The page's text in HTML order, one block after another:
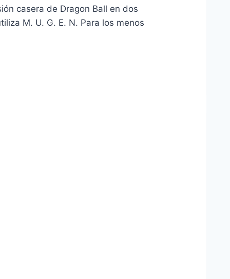
casera de Dragon Ball en dos
M. U. G. E. N. Para los menos